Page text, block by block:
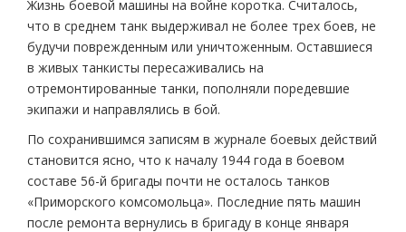
Жизнь боевой машины на войне коротка. Считалось,
что в среднем танк выдерживал не более трех боев, не
будучи поврежденным или уничтоженным. Оставшиеся
в живых танкисты пересаживались на
отремонтированные танки, пополняли поредевшие
экипажи и направлялись в бой.
По сохранившимся записям в журнале боевых действий
становится ясно, что к началу 1944 года в боевом
составе 56-й бригады почти не осталось танков
«Приморского комсомольца». Последние пять машин
после ремонта вернулись в бригаду в конце января